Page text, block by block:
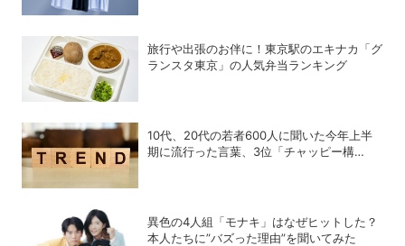
旅行や出張のお伴に！東京駅のエキナカ「グ
ランスタ東京」の人気弁当ランキング
10代、20代の若者600人に聞いた今年上半
期に流行った言葉、3位「チャッピー構
異色の4人組「モナキ」はなぜヒットした？
本人たちに”バズった理由”を聞いてみた